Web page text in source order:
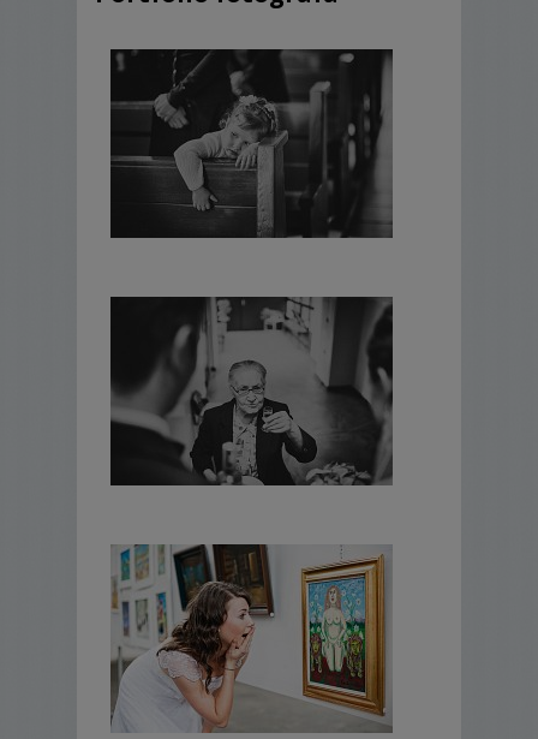
100 zdjęć w albumie - (opcja z dopłatą 400
zł do oczepin)
- płyta DVD z pozostałymi zdjęciami +
zdjęcia obrobione z albumu
(pełnowymiarowe pliki JPG) minimum 150
obrobionych zdjęć na płycie (przeważnie
powyżej 200 sztuk) . Z tych zdjęć
obriobionych Klienci wybieraja zdjecia do